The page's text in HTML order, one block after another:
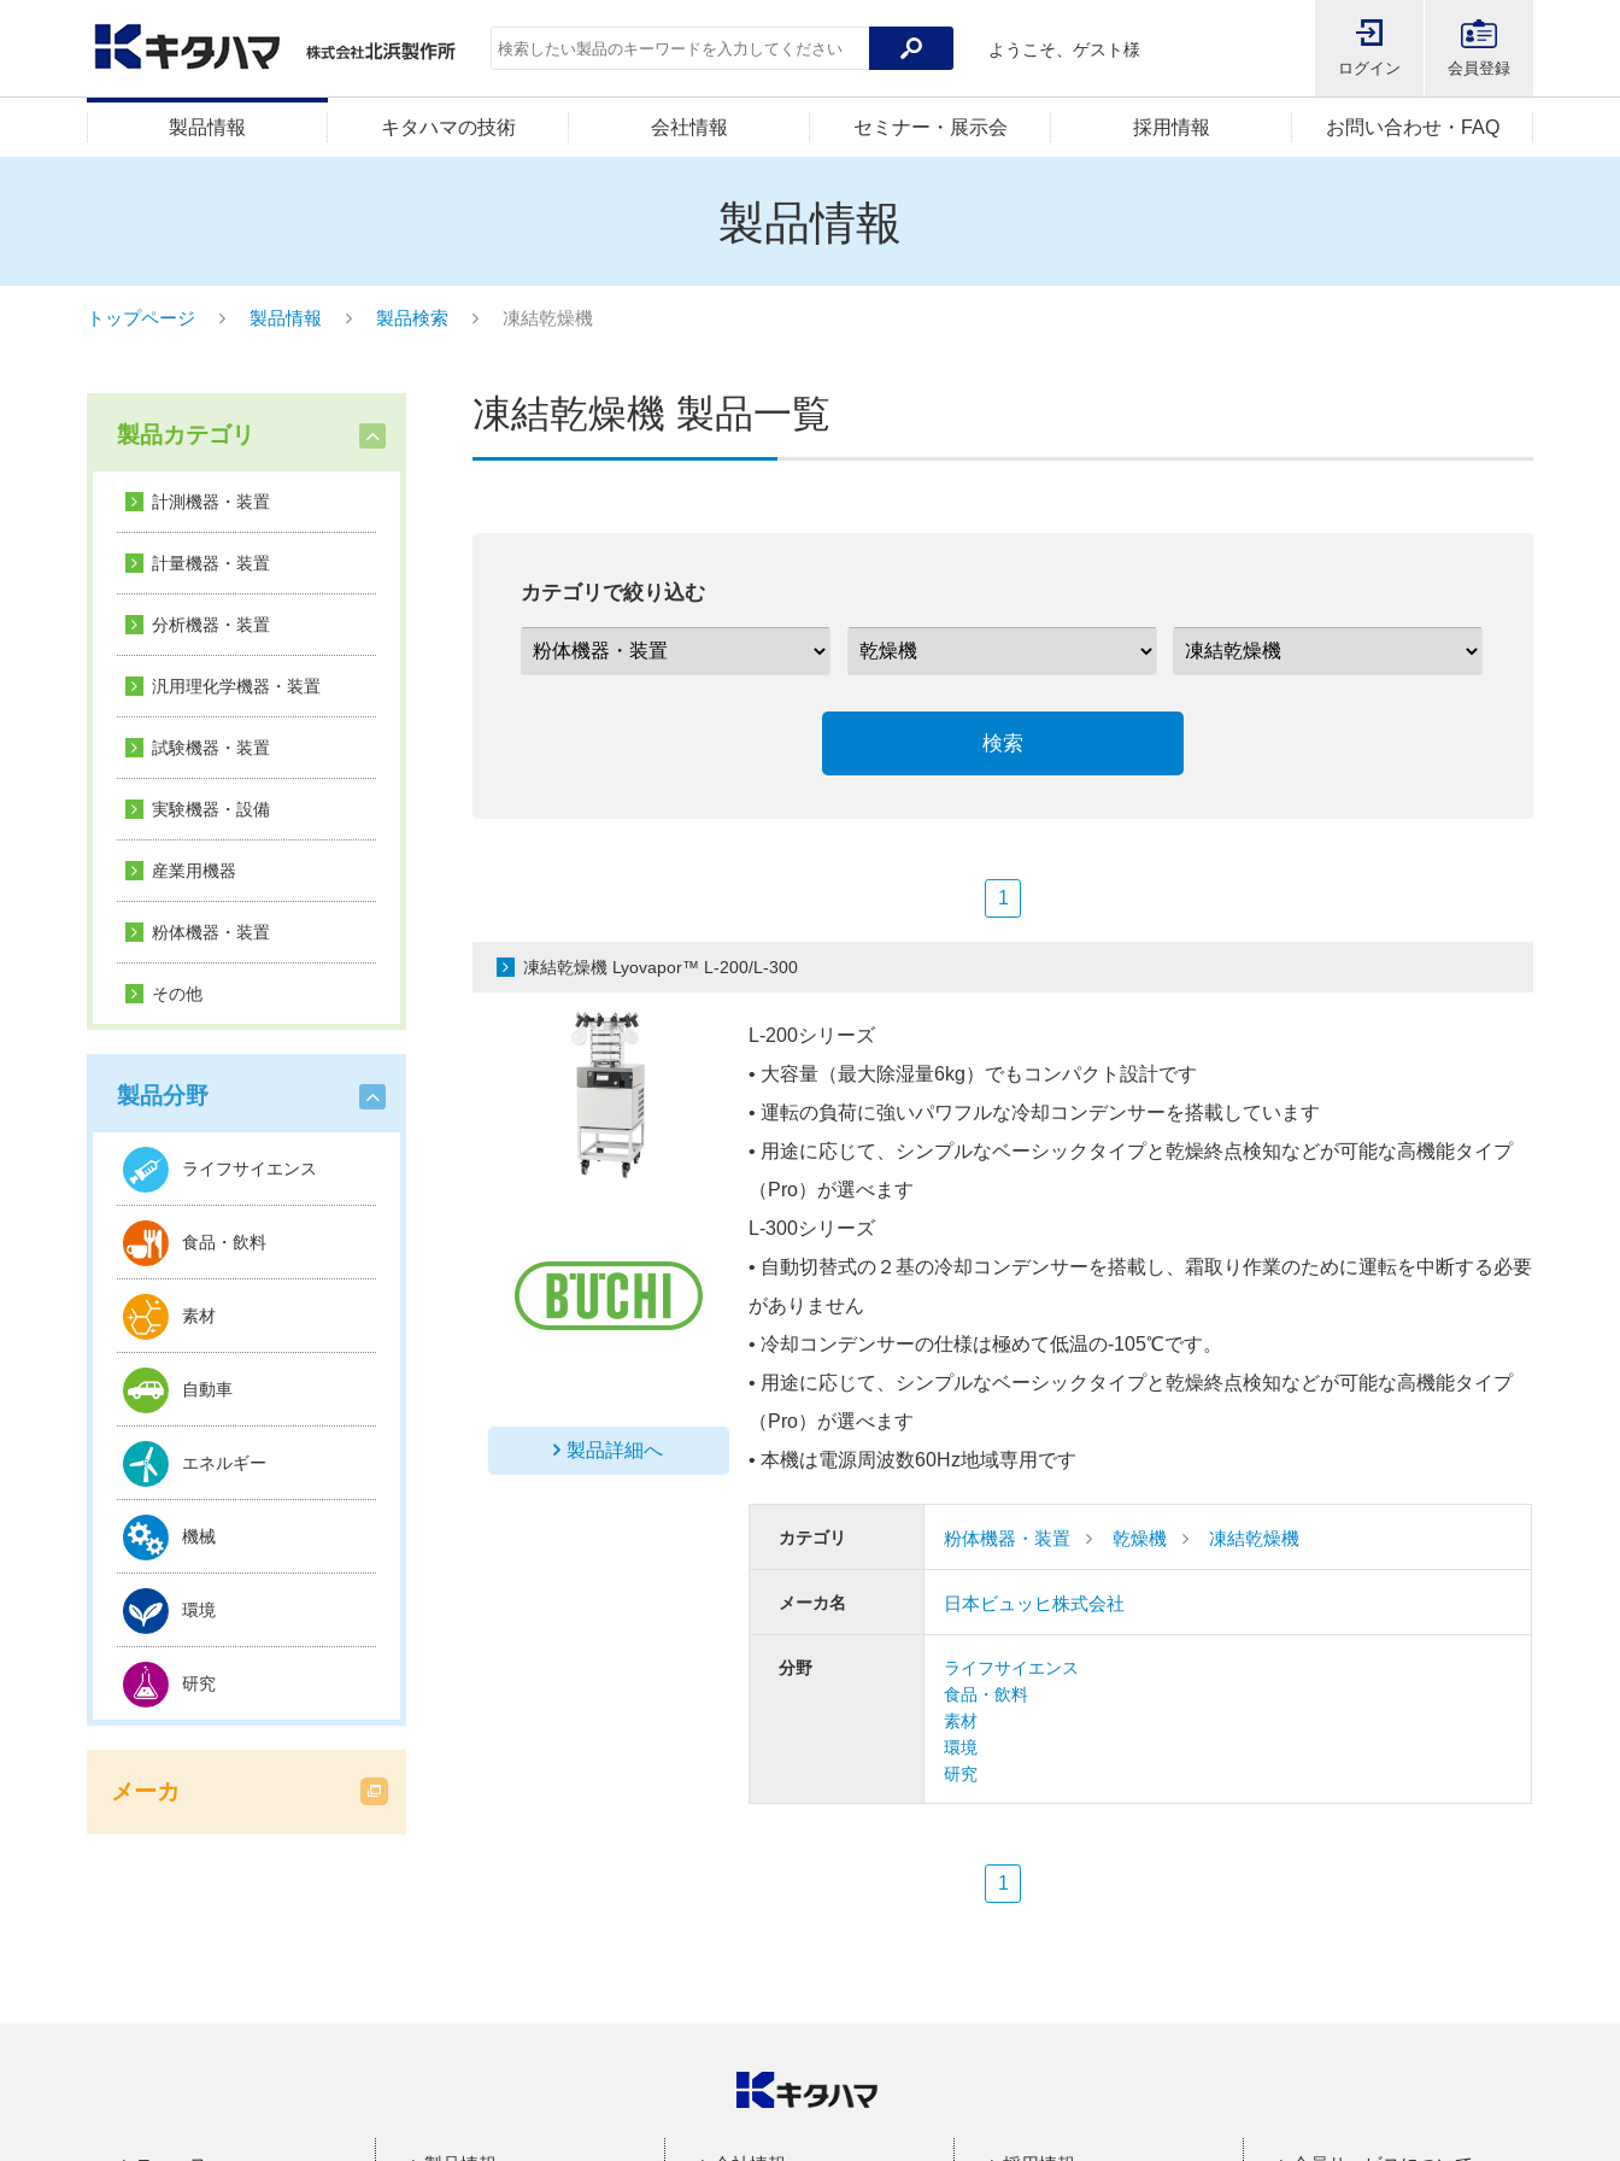
ようこそ、ゲスト様
ログイン 会員登録
製品情報 キタハマの技術 会社情報 セミナー・展示会 採用情報 お問い合わせ・FAQ
製品情報
トップページ 製品情報 製品検索 凍結乾燥機
製品カテゴリ
計測機器・装置
計量機器・装置
分析機器・装置
汎用理化学機器・装置
試験機器・装置
実験機器・設備
産業用機器
粉体機器・装置
その他
製品分野
ライフサイエンス
食品・飲料
素材
自動車
エネルギー
機械
環境
研究
メーカ
凍結乾燥機 製品一覧
カテゴリで絞り込む
検索
1
凍結乾燥機 Lyovapor™ L-200/L-300
製品詳細へ
L-200シリーズ
• 大容量（最大除湿量6kg）でもコンパクト設計です
• 運転の負荷に強いパワフルな冷却コンデンサーを搭載しています
• 用途に応じて、シンプルなベーシックタイプと乾燥終点検知などが可能な高機能タイプ
（Pro）が選べます
L-300シリーズ
• 自動切替式の２基の冷却コンデンサーを搭載し、霜取り作業のために運転を中断する必要
がありません
• 冷却コンデンサーの仕様は極めて低温の-105℃です。
• 用途に応じて、シンプルなベーシックタイプと乾燥終点検知などが可能な高機能タイプ
（Pro）が選べます
• 本機は電源周波数60Hz地域専用です
カテゴリ 粉体機器・装置 乾燥機 凍結乾燥機
メーカ名 日本ビュッヒ株式会社
分野
ライフサイエンス
食品・飲料
素材
環境
研究
1